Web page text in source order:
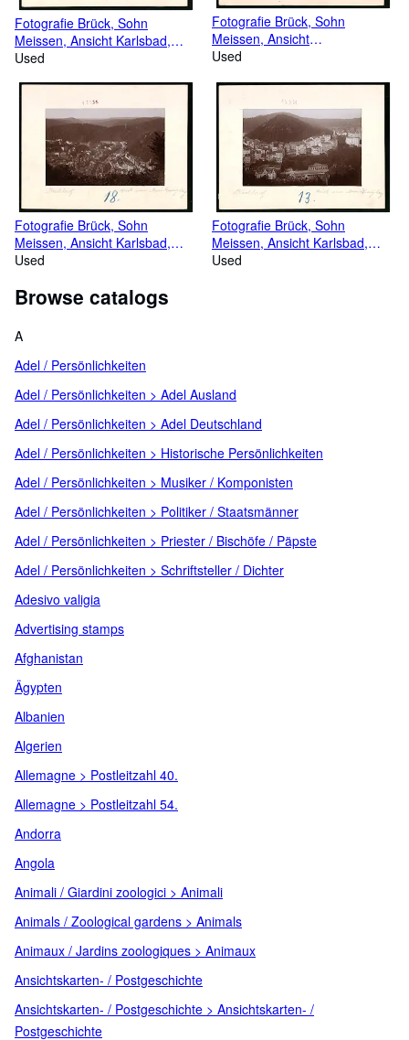
Fotografie Brück, Sohn
Meissen, Ansicht Karlsbad,
Partie an der Felsenquelle mit
Used
Fotografie Brück, Sohn
Meissen, Ansicht
Kötzschenbroda,
Elisabeth Mosert, W. Kelling
Used
Fotografie Brück, Sohn
Meissen, Ansicht Karlsbad,
Blick vom Dreikreuzberg auf
Used
Fotografie Brück, Sohn
Meissen, Ansicht Karlsbad,
Blick vom Dreikreuzberg auf
Used
Browse catalogs
A
Adel / Persönlichkeiten
Adel / Persönlichkeiten > Adel Ausland
Adel / Persönlichkeiten > Adel Deutschland
Adel / Persönlichkeiten > Historische Persönlichkeiten
Adel / Persönlichkeiten > Musiker / Komponisten
Adel / Persönlichkeiten > Politiker / Staatsmänner
Adel / Persönlichkeiten > Priester / Bischöfe / Päpste
Adel / Persönlichkeiten > Schriftsteller / Dichter
Adesivo valigia
Advertising stamps
Afghanistan
Ägypten
Albanien
Algerien
Allemagne > Postleitzahl 40.
Allemagne > Postleitzahl 54.
Andorra
Angola
Animali / Giardini zoologici > Animali
Animals / Zoological gardens > Animals
Animaux / Jardins zoologiques > Animaux
Ansichtskarten- / Postgeschichte
Ansichtskarten- / Postgeschichte > Ansichtskarten- /
Postgeschichte